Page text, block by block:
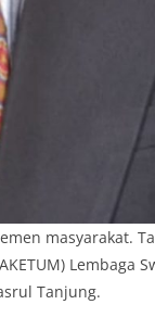
masyarakat.
Lembaga
Tanjung.